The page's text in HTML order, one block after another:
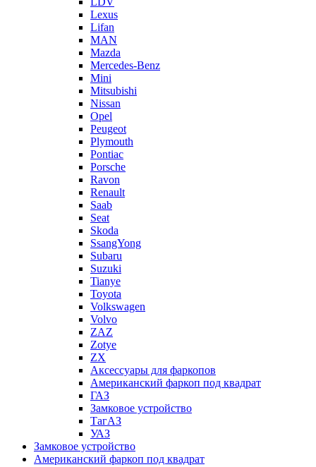
Lexus
Lifan
MAN
Mazda
Mercedes-Benz
Mini
Mitsubishi
Nissan
Opel
Peugeot
Plymouth
Pontiac
Porsche
Ravon
Renault
Saab
Seat
Skoda
SsangYong
Subaru
Suzuki
Tianye
Toyota
Volkswagen
Volvo
ZAZ
Zotye
ZX
Аксессуары для фаркопов
Американский фаркоп под квадрат
ГАЗ
Замковое устройство
ТагАЗ
УАЗ
Замковое устройство
Американский фаркоп под квадрат